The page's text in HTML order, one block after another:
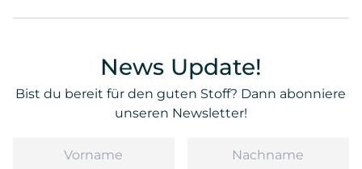
News Update!
Bist du bereit für den guten Stoff? Dann abonniere
unseren Newsletter!